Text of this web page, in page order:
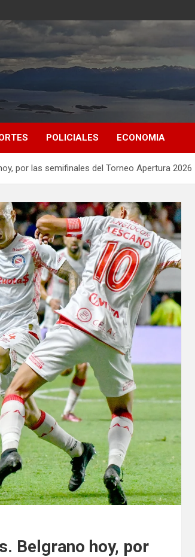
POLICIALES ECONOMIA
por las semifinales del Torneo Apertura 2026
Belgrano hoy, por